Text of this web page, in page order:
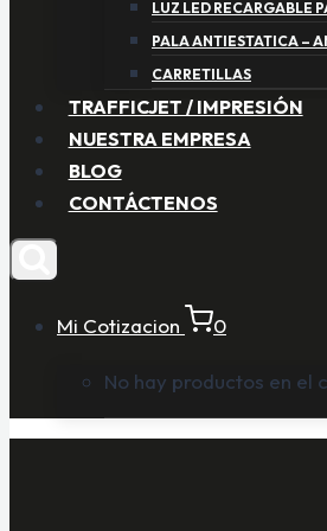
LUZ LED RECARGABLE
PALA ANTIESTATICA –
CARRETILLAS
TRAFFICJET / IMPRESIÓN
NUESTRA EMPRESA
BLOG
CONTÁCTENOS
Mi Cotizacion 0
No hay productos en el